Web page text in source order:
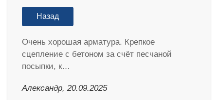
Назад
Очень хорошая арматура. Крепкое
сцепление с бетоном за счёт песчаной
посыпки, к…
Александр, 20.09.2025